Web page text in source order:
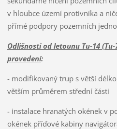
v hloubce území protivníka a
přímé podpory pozemních
Odlišnosti od letounu Tu-14 (Tu-
provedení:
- modifikovaný trup s větší
větším průměrem střední části
- instalace hranatých okének v
okének příďové kabiny